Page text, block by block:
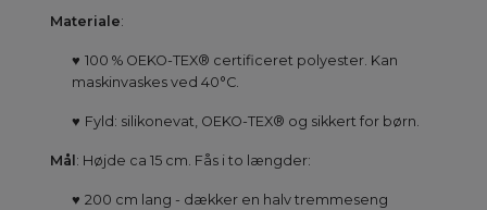
Materiale:
♥ 100 % OEKO-TEX® certificeret polyester. Kan
maskinvaskes ved 40°C.
♥ Fyld: silikonevat, OEKO-TEX® og sikkert for børn.
Mål : Højde ca 15 cm. Fås i to længder:
♥ 200 cm lang - dækker en halv tremmeseng